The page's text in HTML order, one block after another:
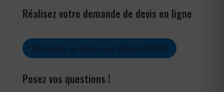
Réalisez votre demande de devis en ligne
Posez vos questions !